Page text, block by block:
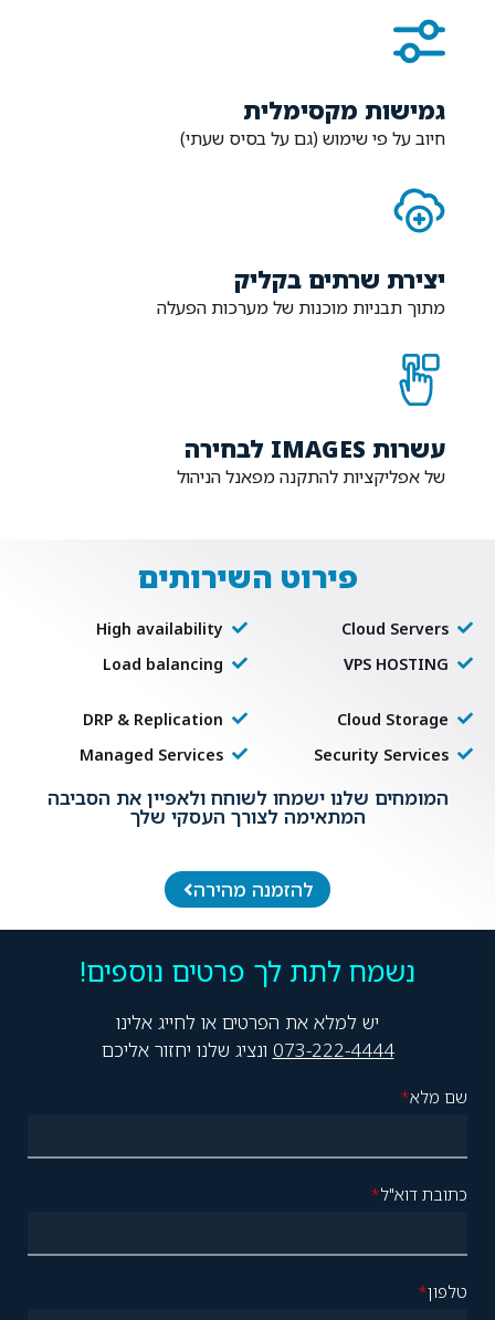
גמישות מקסימלית
חיוב על פי שימוש (גם על בסיס שעתי)
יצירת שרתים בקליק
מתוך תבניות מוכנות של מערכות הפעלה
עשרות IMAGES לבחירה
של אפליקציות להתקנה מפאנל הניהול
פירוט השירותים
Cloud Servers
VPS HOSTING
High availability
Load balancing
Cloud Storage
Security Services
DRP & Replication
Managed Services
המומחים שלנו ישמחו לשוחח ולאפיין את הסביבה
המתאימה לצורך העסקי שלך
להזמנה מהירה
נשמח לתת לך פרטים נוספים!
יש למלא את הפרטים או לחייג אלינו
073-222-4444 ונציג שלנו יחזור אליכם
שם מלא*
כתובת דוא"ל*
טלפון*